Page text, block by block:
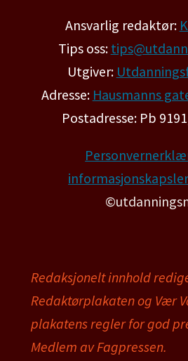
Ansvarlig redaktør:
Tips oss:
Utgiver:
Adresse: Hausmanns
Postadresse: Pb
Redaksjonelt innhold
Redaktørplakaten og Vær
plakatens regler for god
Medlem av Fagpressen.